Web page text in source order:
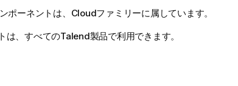
ポーネントは、 Cloudファミリーに属しています。
、すべてのTalend製品で利用できます。